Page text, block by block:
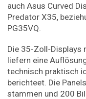
auch Asus Curved
Predator X35,
PG35VQ.
Die 35-Zoll-Displays
liefern eine
technisch praktisch
berichteet. Die
stammen und 200